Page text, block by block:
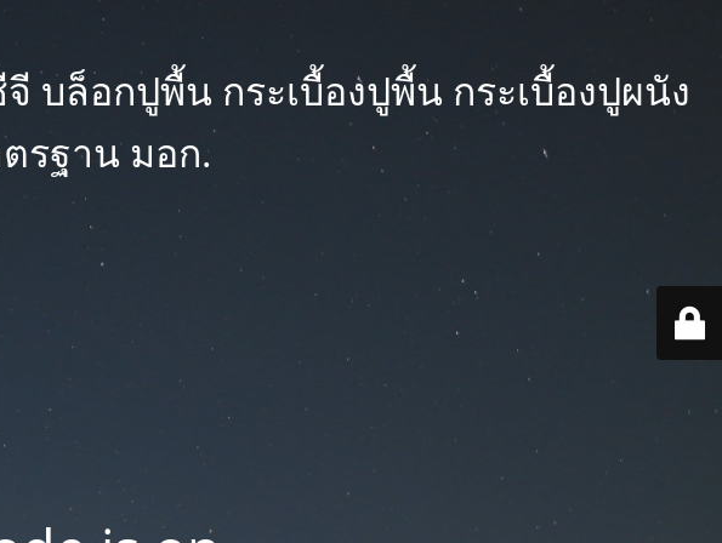
บล็อกปูพื้น กระเบื้องปูพื้น กระเบื้องปูผนัง
รฐาน มอก.